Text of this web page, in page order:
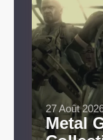
Metal
27 Août